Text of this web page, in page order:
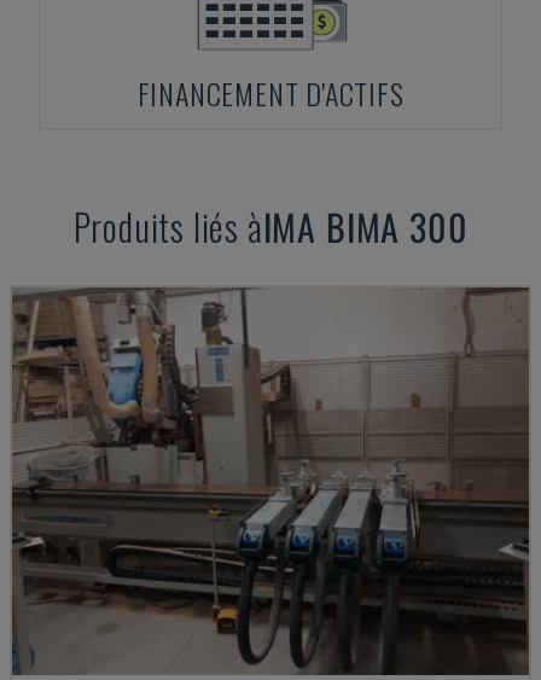
FINANCEMENT D'ACTIFS
Produits liés àIMA BIMA 300